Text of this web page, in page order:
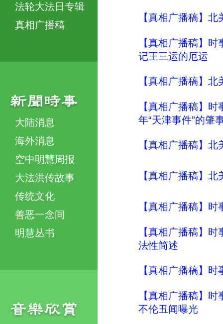
法轮大法日专辑
真相广播稿
大陆消息
海外消息
空中明慧周报
大法洪传故事
传统文化
善恶一念间
明慧丛书
【真相广播稿】
【真相广播稿】
记王三运的厄运
【真相广播稿】
【真相广播稿】
年“天津事件”的肇
【真相广播稿】
【真相广播稿】
【真相广播稿】
【真相广播稿】
法性简述
【真相广播稿】
【真相广播稿】
不伦丑闻曝光